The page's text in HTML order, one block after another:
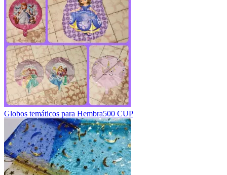
Globos temáticos para Hembra500 CUP